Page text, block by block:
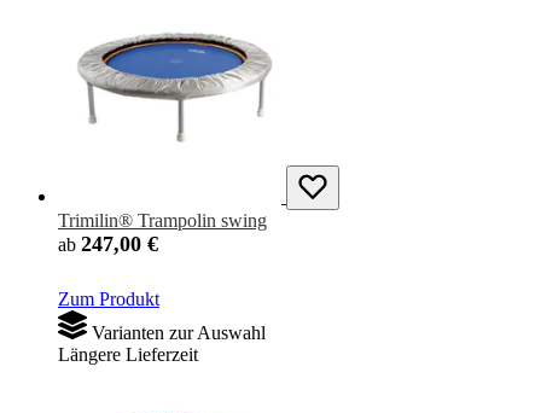
Trimilin® Trampolin swing
ab 247,00 €
Zum Produkt
Varianten zur Auswahl
Längere Lieferzeit